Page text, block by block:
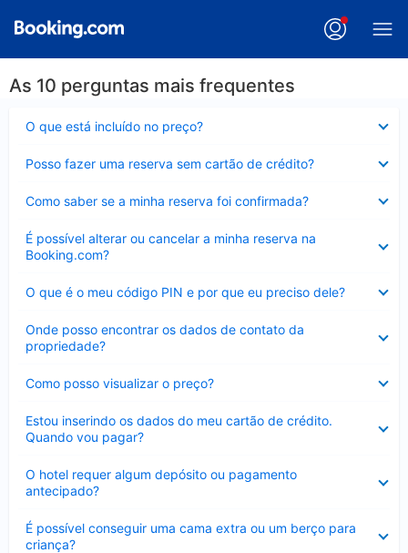
As 10 perguntas mais frequentes
O que está incluído no preço?
Posso fazer uma reserva sem cartão de crédito?
Como saber se a minha reserva foi confirmada?
É possível alterar ou cancelar a minha reserva na
Booking.com?
Contraído
O que é o meu código PIN e por que eu preciso dele?
Onde posso encontrar os dados de contato da
propriedade?
Como posso visualizar o preço?
Estou inserindo os dados do meu cartão de crédito.
Quando vou pagar?
O hotel requer algum depósito ou pagamento
antecipado?
É possível conseguir uma cama extra ou um berço para
criança?
Contraído